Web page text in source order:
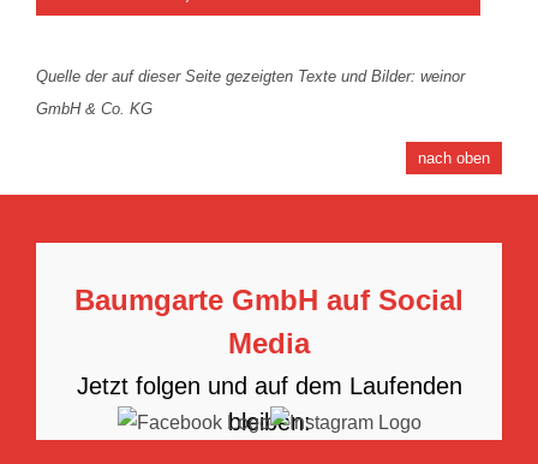
Quelle der auf dieser Seite gezeigten Texte und Bilder: weinor
GmbH & Co. KG
nach oben
Baumgarte GmbH auf Social
Media
Jetzt folgen und auf dem Laufenden
bleiben: